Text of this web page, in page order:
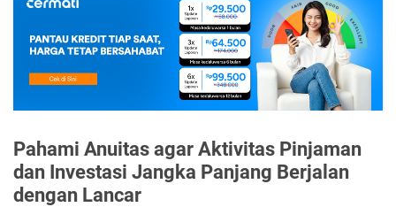
Pahami Anuitas agar Aktivitas Pinjaman
dan Investasi Jangka Panjang Berjalan
dengan Lancar